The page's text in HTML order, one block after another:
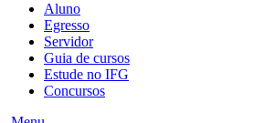
Aluno
Egresso
Servidor
Guia de cursos
Estude no IFG
Concursos